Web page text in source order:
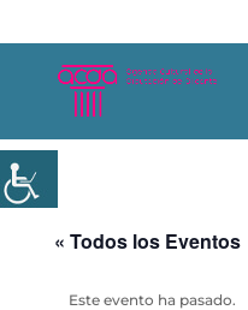
« Todos los Eventos
Este evento ha pasado.